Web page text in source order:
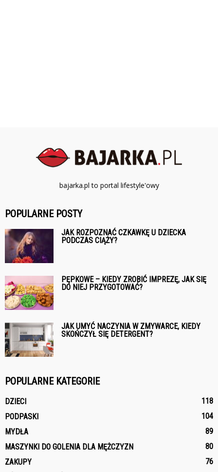
bajarka.pl to portal lifestyle'owy
POPULARNE POSTY
JAK ROZPOZNAĆ CZKAWKĘ U DZIECKA
PODCZAS CIĄŻY?
PĘPKOWE – KIEDY ZROBIĆ IMPREZĘ, JAK SIĘ
DO NIEJ PRZYGOTOWAĆ?
JAK UMYĆ NACZYNIA W ZMYWARCE, KIEDY
SKOŃCZYŁ SIĘ DETERGENT?
POPULARNE KATEGORIE
DZIECI
118
PODPASKI
104
MYDŁA
89
MASZYNKI DO GOLENIA DLA MĘŻCZYZN
80
ZAKUPY
76